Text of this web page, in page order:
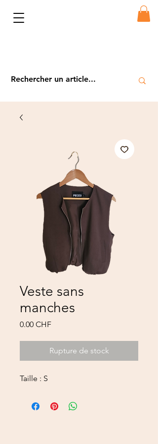
Veste sans
manches
0.00 CHFPrix
Rupture de stock
Taille : S